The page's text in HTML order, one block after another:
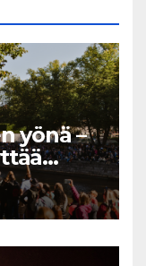
yönä –